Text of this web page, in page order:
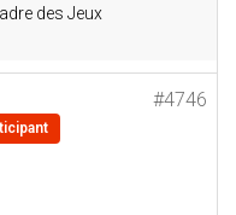
des Jeux
#4746